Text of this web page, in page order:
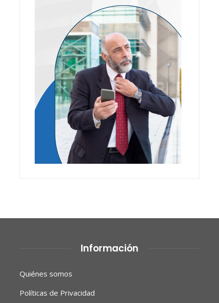
Información
Quiénes somos
Políticas de Privacidad